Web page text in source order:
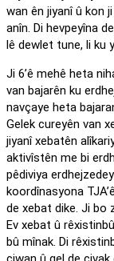
wan ên jiyanî û kon
anîn. Di hevpeyîna
lê dewlet tune, li ku
Ji 6’ê mehê heta
van bajarên ku
navçaye heta
Gelek cureyên van
jiyanî xebatên
aktivîstên me bi
pêdiviya
koordînasyona
de xebat dike. Ji bo
Ev xebat û
bû mînak. Di